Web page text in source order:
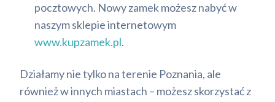
pocztowych. Nowy zamek możesz nabyć w
naszym sklepie internetowym
www.kupzamek.pl.
Działamy nie tylko na terenie Poznania, ale
również w innych miastach – możesz skorzystać z